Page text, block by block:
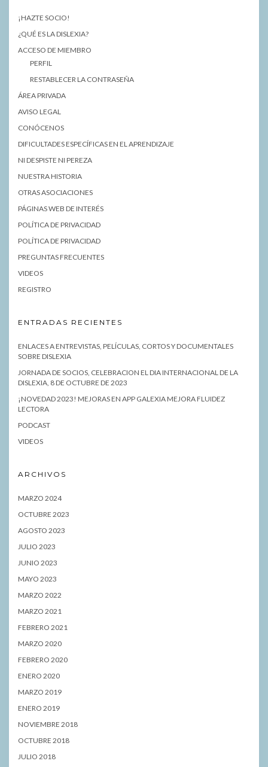
¡HAZTE SOCIO!
¿QUÉ ES LA DISLEXIA?
ACCESO DE MIEMBRO
PERFIL
RESTABLECER LA CONTRASEÑA
ÁREA PRIVADA
AVISO LEGAL
CONÓCENOS
DIFICULTADES ESPECÍFICAS EN EL APRENDIZAJE
NI DESPISTE NI PEREZA
NUESTRA HISTORIA
OTRAS ASOCIACIONES
PÁGINAS WEB DE INTERÉS
POLÍTICA DE PRIVACIDAD
POLÍTICA DE PRIVACIDAD
PREGUNTAS FRECUENTES
VIDEOS
REGISTRO
ENTRADAS RECIENTES
ENLACES A ENTREVISTAS, PELÍCULAS, CORTOS Y DOCUMENTALES
SOBRE DISLEXIA
JORNADA DE SOCIOS, CELEBRACION EL DIA INTERNACIONAL DE LA
DISLEXIA, 8 DE OCTUBRE DE 2023
¡NOVEDAD 2023! MEJORAS EN APP GALEXIA MEJORA FLUIDEZ
LECTORA
PODCAST
VIDEOS
ARCHIVOS
MARZO 2024
OCTUBRE 2023
AGOSTO 2023
JULIO 2023
JUNIO 2023
MAYO 2023
MARZO 2022
MARZO 2021
FEBRERO 2021
MARZO 2020
FEBRERO 2020
ENERO 2020
MARZO 2019
ENERO 2019
NOVIEMBRE 2018
OCTUBRE 2018
JULIO 2018